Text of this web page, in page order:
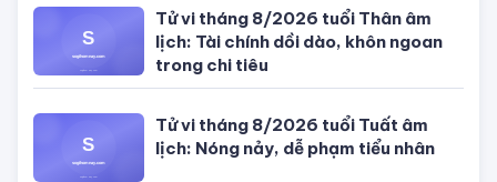
Tử vi tháng 8/2026 tuổi Thân âm
lịch: Tài chính dồi dào, khôn ngoan
trong chi tiêu
Tử vi tháng 8/2026 tuổi Tuất âm